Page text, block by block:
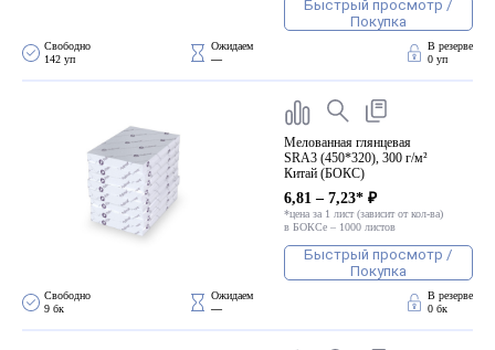
том числе с УФ печатью
Дополнительная информация
Каталог "Комплектующие
для календарей, расходные
материалы для печати,
Частые вопросы
Быстрый просмотр /
Покупка
Свободно
142 уп
Ожидаем
—
В резерве
0 уп
Мелованная глянцевая
SRA3 (450*320), 300 г/м²
Китай (БОКС)
6,81 – 7,23* ₽
*цена за 1 лист (зависит от кол-ва)
в БОКСе – 1000 листов
Быстрый просмотр /
Покупка
Свободно
9 бк
Ожидаем
—
В резерве
0 бк